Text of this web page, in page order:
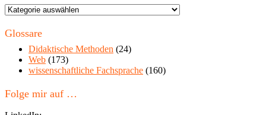
Themen
diesem
Glossare
Didaktische Methoden (24)
Web (173)
wissenschaftliche Fachsprache (160)
Folge mir auf …